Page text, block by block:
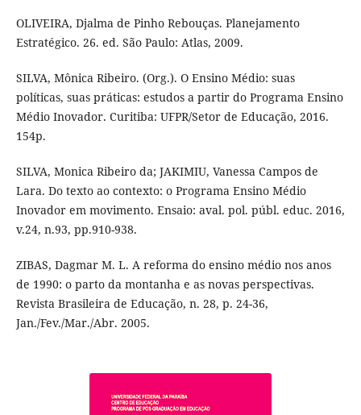
OLIVEIRA, Djalma de Pinho Rebouças. Planejamento
Estratégico. 26. ed. São Paulo: Atlas, 2009.
SILVA, Mônica Ribeiro. (Org.). O Ensino Médio: suas
políticas, suas práticas: estudos a partir do Programa Ensino
Médio Inovador. Curitiba: UFPR/Setor de Educação, 2016.
154p.
SILVA, Monica Ribeiro da; JAKIMIU, Vanessa Campos de
Lara. Do texto ao contexto: o Programa Ensino Médio
Inovador em movimento. Ensaio: aval. pol. públ. educ. 2016,
v.24, n.93, pp.910-938.
ZIBAS, Dagmar M. L. A reforma do ensino médio nos anos
de 1990: o parto da montanha e as novas perspectivas.
Revista Brasileira de Educação, n. 28, p. 24-36,
Jan./Fev./Mar./Abr. 2005.